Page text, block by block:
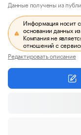
Данные получены из
Информация носит
основании данных
Компания не
отношений с
Редактировать описание